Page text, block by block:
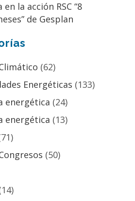
la acción RSC “8
de Gesplan
(62)
Energéticas (133)
energética (24)
energética (13)
(50)